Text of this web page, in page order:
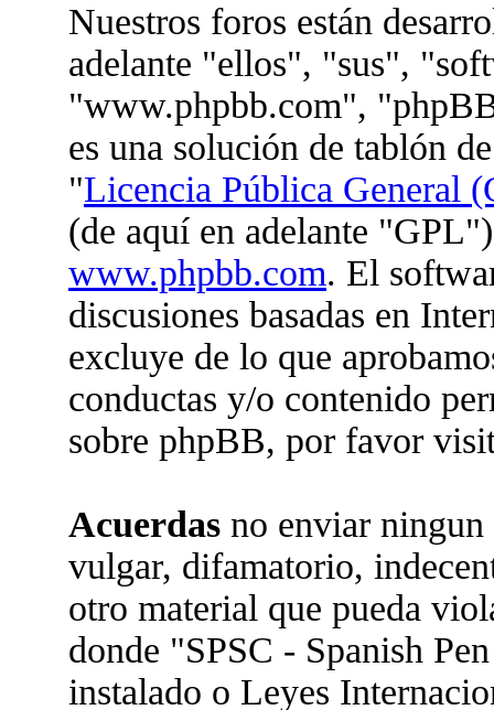
Nuestros foros están
adelante "ellos", "sus",
"www.phpbb.com",
es una solución de tablón
"Licencia Pública General
(de aquí en adelante
www.phpbb.com. El
discusiones basadas en
excluye de lo que
conductas y/o contenido
sobre phpBB, por favor
Acuerdas no enviar ningun
vulgar, difamatorio,
otro material que pueda
donde "SPSC - Spanish
instalado o Leyes